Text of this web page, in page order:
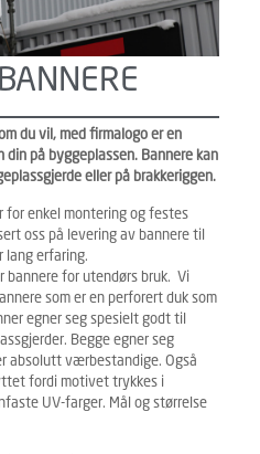
du vil, med firmalogo er en
på byggeplassen. Bannere kan
eller på brakkeriggen.
for enkel montering og festes
oss på levering av bannere til
lang erfaring.
bannere for utendørs bruk. Vi
som er en perforert duk som
egner seg spesielt godt til
Begge egner seg
absolutt værbestandige. Også
fordi motivet trykkes i
UV-farger. Mål og størrelse